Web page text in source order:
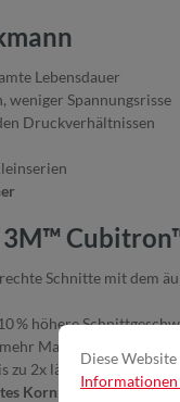
Lebensdauer
weniger Spannungsrisse
Druckverhältnissen
Schnitte mit dem
% höhere
Material als 3M™
zu 2x länger zu halten
Korn:
Patentierte
Diese
Informationen